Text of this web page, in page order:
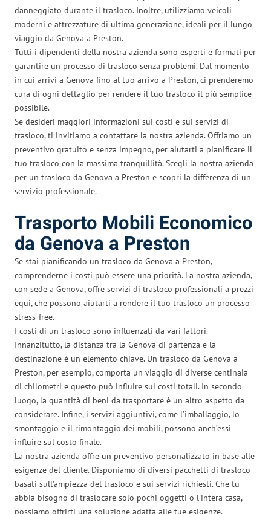
danneggiato durante il trasloco. Inoltre, utilizziamo veicoli
moderni e attrezzature di ultima generazione, ideali per il lungo
viaggio da Genova a Preston.
Tutti i dipendenti della nostra azienda sono esperti e formati per
garantire un processo di trasloco senza problemi. Dal momento
in cui arrivi a Genova fino al tuo arrivo a Preston, ci prenderemo
cura di ogni dettaglio per rendere il tuo trasloco il più semplice
possibile.
Se desideri maggiori informazioni sui costi e sui servizi di
trasloco, ti invitiamo a contattare la nostra azienda. Offriamo un
preventivo gratuito e senza impegno, per aiutarti a pianificare il
tuo trasloco con la massima tranquillità. Scegli la nostra azienda
per un trasloco da Genova a Preston e scopri la differenza di un
servizio professionale.
Trasporto Mobili Economico
da Genova a Preston
Se stai pianificando un trasloco da Genova a Preston,
comprenderne i costi può essere una priorità. La nostra azienda,
con sede a Genova, offre servizi di trasloco professionali a prezzi
equi, che possono aiutarti a rendere il tuo trasloco un processo
stress-free.
I costi di un trasloco sono influenzati da vari fattori.
Innanzitutto, la distanza tra la Genova di partenza e la
destinazione è un elemento chiave. Un trasloco da Genova a
Preston, per esempio, comporta un viaggio di diverse centinaia
di chilometri e questo può influire sui costi totali. In secondo
luogo, la quantità di beni da trasportare è un altro aspetto da
considerare. Infine, i servizi aggiuntivi, come l’imballaggio, lo
smontaggio e il rimontaggio dei mobili, possono anch’essi
influire sul costo finale.
La nostra azienda offre un preventivo personalizzato in base alle
esigenze del cliente. Disponiamo di diversi pacchetti di trasloco
basati sull’ampiezza del trasloco e sui servizi richiesti. Che tu
abbia bisogno di traslocare solo pochi oggetti o l’intera casa,
possiamo offrirti una soluzione adatta alle tue esigenze.